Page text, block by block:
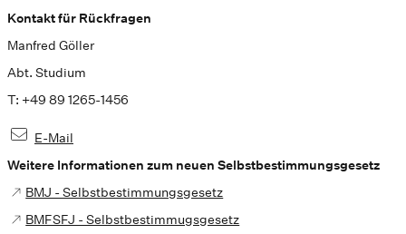
Kontakt für Rückfragen
Manfred Göller
Abt. Studium
T: +49 89 1265-1456
E-Mail
Weitere Informationen zum neuen Selbstbestimmungsgesetz
BMJ - Selbstbestimmungsgesetz
BMFSFJ - Selbstbestimmugsgesetz